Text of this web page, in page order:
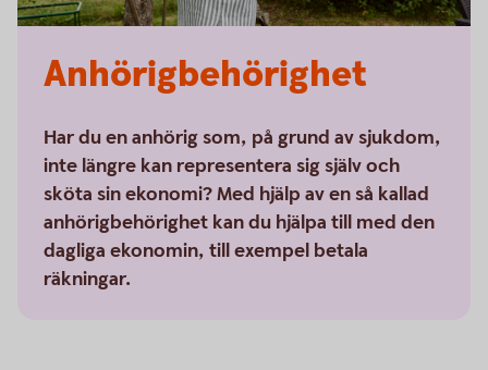
Anhörigbehörighet
Har du en anhörig som, på grund av sjukdom,
inte längre kan representera sig själv och
sköta sin ekonomi? Med hjälp av en så kallad
anhörigbehörighet kan du hjälpa till med den
dagliga ekonomin, till exempel betala
räkningar.